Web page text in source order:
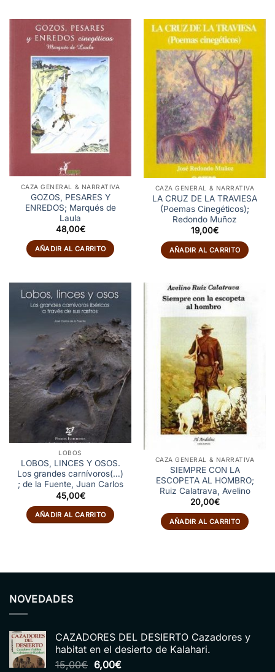
CAZA GENERAL & NARRATIVA
GOZOS, PESARES Y
ENREDOS; Marqués de
Laula
48,00€
AÑADIR AL CARRITO
CAZA GENERAL & NARRATIVA
LA CRUZ DE LA TRAVIESA
(Poemas Cinegéticos);
Redondo Muñoz
19,00€
AÑADIR AL CARRITO
LOBOS
LOBOS, LINCES Y OSOS.
Los grandes carnívoros(…)
; de la Fuente, Juan Carlos
45,00€
AÑADIR AL CARRITO
CAZA GENERAL & NARRATIVA
SIEMPRE CON LA
ESCOPETA AL HOMBRO;
Ruiz Calatrava, Avelino
20,00€
AÑADIR AL CARRITO
NOVEDADES
CAZADORES DEL DESIERTO Cazadores y
habitat en el desierto de Kalahari.
15,00€ El
6,00€El